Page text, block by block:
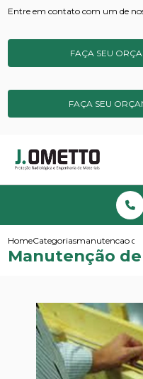
Entre em contato com um de
FAÇA SEU
FAÇA SEU
HomeCategoriasmanutencao de
Manutenção